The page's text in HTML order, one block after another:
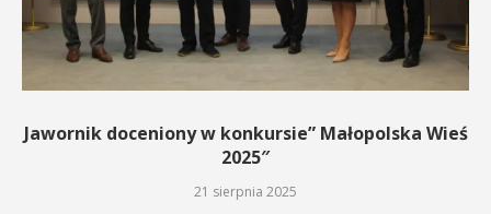
Jawornik doceniony w konkursie” Małopolska Wieś
2025″
21 sierpnia 2025